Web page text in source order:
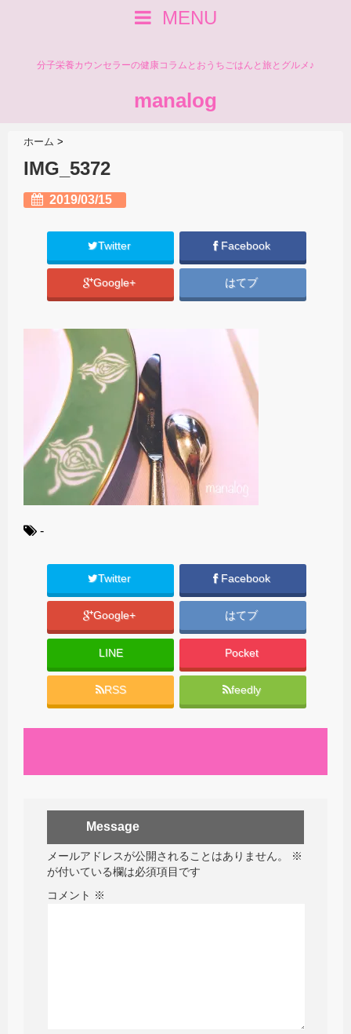
MENU
分子栄養カウンセラーの健康コラムとおうちごはんと旅とグルメ♪
manalog
ホーム >
IMG_5372
2019/03/15
Twitter Facebook
Google+ はてブ
-
Twitter Facebook
Google+ はてブ
LINE Pocket
RSS feedly
Message
メールアドレスが公開されることはありません。
※
が付いている欄は必須項目です
コメント ※